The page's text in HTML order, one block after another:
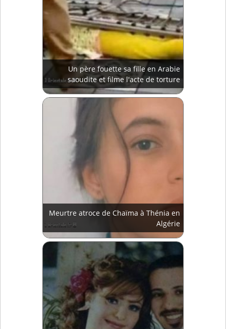
Un père fouette sa fille en Arabie
saoudite et filme l'acte de torture
Meurtre atroce de Chaïma à Thénia en
Algérie